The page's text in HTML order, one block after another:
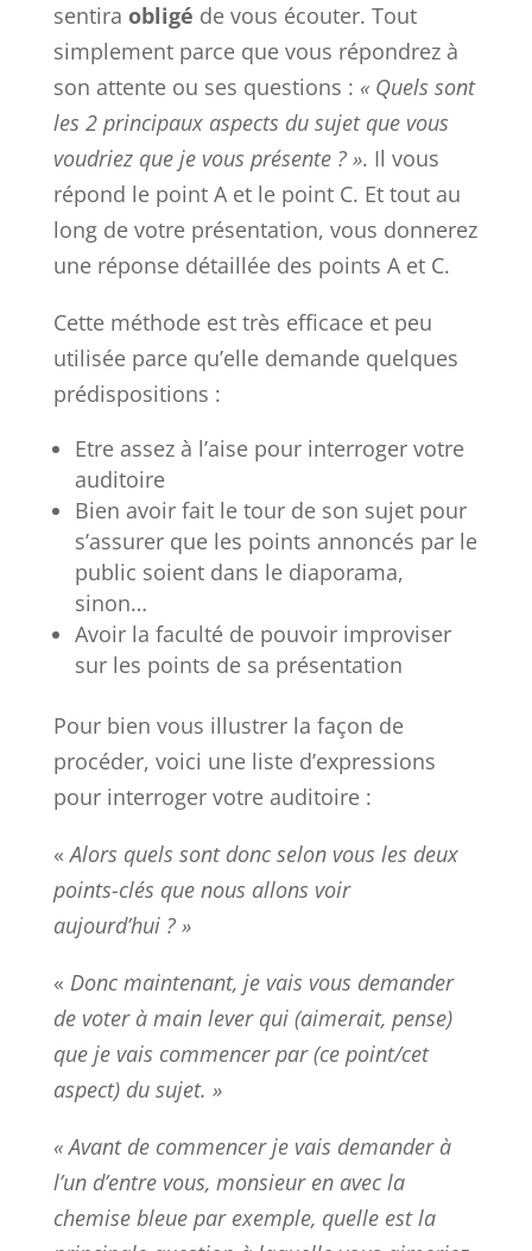
sentira obligé de vous écouter. Tout
simplement parce que vous répondrez à
son attente ou ses questions : « Quels sont
les 2 principaux aspects du sujet que vous
voudriez que je vous présente ? ». Il vous
répond le point A et le point C. Et tout au
long de votre présentation, vous donnerez
une réponse détaillée des points A et C.
Cette méthode est très efficace et peu
utilisée parce qu’elle demande quelques
prédispositions :
Etre assez à l’aise pour interroger votre
auditoire
Bien avoir fait le tour de son sujet pour
s’assurer que les points annoncés par le
public soient dans le diaporama,
sinon…
Avoir la faculté de pouvoir improviser
sur les points de sa présentation
Pour bien vous illustrer la façon de
procéder, voici une liste d’expressions
pour interroger votre auditoire :
«Alors quels sont donc selon vous les deux
points-clés que nous allons voir
aujourd’hui ? »
« Donc maintenant, je vais vous demander
de voter à main lever qui (aimerait, pense)
que je vais commencer par (ce point/cet
aspect) du sujet. »
« Avant de commencer je vais demander à
l’un d’entre vous, monsieur en avec la
chemise bleue par exemple, quelle est la